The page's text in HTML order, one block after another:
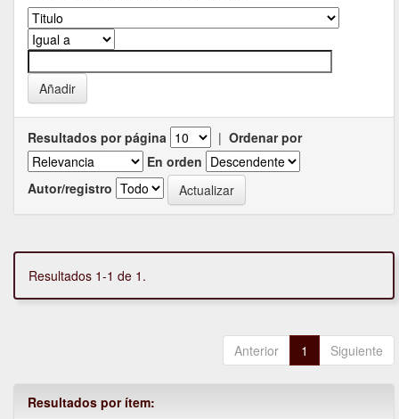
Resultados por página | Ordenar por
En orden
Autor/registro
Resultados 1-1 de 1.
Anterior 1 Siguiente
Resultados por ítem: